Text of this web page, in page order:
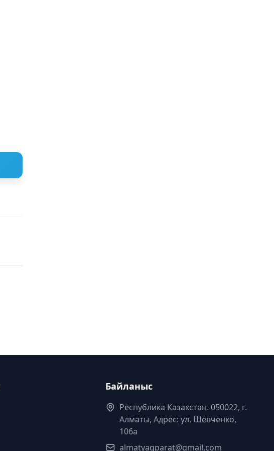
Байланыс
Республика Казахстан. 050022, г.
Алматы, Адрес: ул. Шевченко,
106а
almatyaqparat@gmail.com